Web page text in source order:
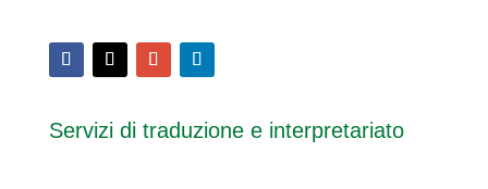
Servizi di traduzione e interpretariato